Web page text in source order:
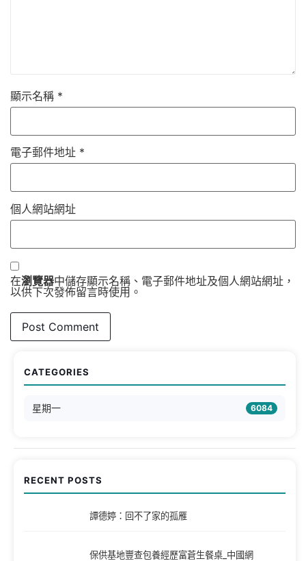
顯示名稱 *
電子郵件地址 *
個人網站網址
在瀏覽器中儲存顯示名稱、電子郵件地址及個人網站網址，
以供下次發佈留言時使用。
CATEGORIES
星期一 6084
RECENT POSTS
譚德婷：回不了家的孤雁
保供基地豐查包養經歷富蒼生餐桌_中國網